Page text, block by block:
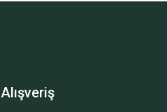
Alışveriş